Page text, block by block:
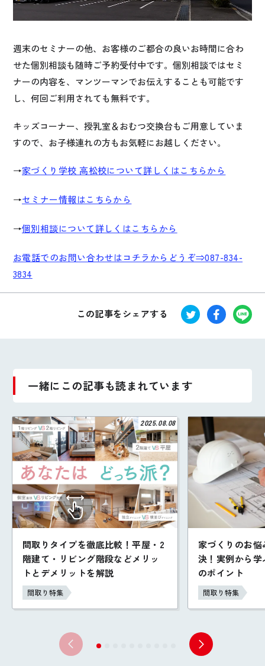
週末のセミナーの他、お客様のご都合の良いお時間に合わ
せた個別相談も随時ご予約受付中です。個別相談ではセミ
ナーの内容を、マンツーマンでお伝えすることも可能です
し、何回ご利用されても無料です。
キッズコーナー、授乳室＆おむつ交換台もご用意していま
すので、お子様連れの方もお気軽にお越しください。
→家づくり学校 高松校について詳しくはこちらから
→セミナー情報はこちらから
→個別相談について詳しくはこちらから
お電話でのお問い合わせはコチラからどうぞ⇒087-834-
3834
この記事をシェアする
一緒にこの記事も読まれています
間取りタイプを徹底比較！平屋・2
階建て・リビング階段などメリッ
トとデメリットを解説
2025.08.08
間取り特集
家づくりのお
決！実例から
のポイント
間取り特集